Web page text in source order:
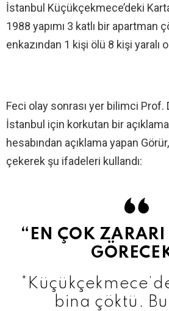
İstanbul Küçükçekmece’deki
1988 yapımı 3 katlı bir apartman
enkazından 1 kişi ölü 8 kişi yaralı
Feci olay sonrası yer bilimci Prof.
İstanbul için korkutan bir
hesabından açıklama yapan
çekerek şu ifadeleri kullandı:
“EN ÇOK ZARARI
bina çöktü.